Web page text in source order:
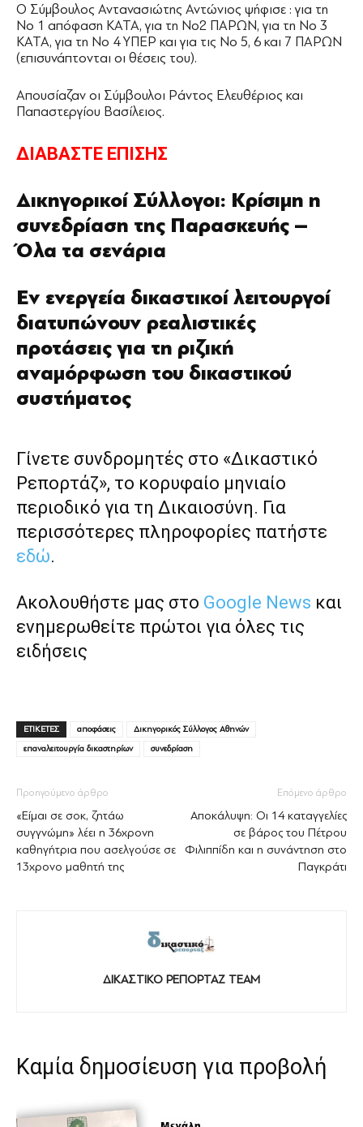
Ο Σύμβουλος Αντανασιώτης Αντώνιος ψήφισε : για τη
Νο 1 απόφαση ΚΑΤΑ, για τη Νο2 ΠΑΡΩΝ, για τη Νο 3
ΚΑΤΑ, για τη Νο 4 ΥΠΕΡ και για τις Νο 5, 6 και 7 ΠΑΡΩΝ
(επισυνάπτονται οι θέσεις του).
Απουσίαζαν οι Σύμβουλοι Ράντος Ελευθέριος και
Παπαστεργίου Βασίλειος.
ΔΙΑΒΑΣΤΕ ΕΠΙΣΗΣ
Δικηγορικοί Σύλλογοι: Κρίσιμη η
συνεδρίαση της Παρασκευής –
Όλα τα σενάρια
Εν ενεργεία δικαστικοί λειτουργοί
διατυπώνουν ρεαλιστικές
προτάσεις για τη ριζική
αναμόρφωση του δικαστικού
συστήματος
Γίνετε συνδρομητές στο «Δικαστικό
Ρεπορτάζ», το κορυφαίο μηνιαίο
περιοδικό για τη Δικαιοσύνη. Για
περισσότερες πληροφορίες πατήστε
εδώ.
Ακολουθήστε μας στο Google News και
ενημερωθείτε πρώτοι για όλες τις
ειδήσεις
ΕΤΙΚΕΤΕΣ αποφάσεις
Δικηγορικός Σύλλογος Αθηνών
επαναλειτουργία δικαστηρίων
συνεδρίαση
Προηγούμενο άρθρο
«Είμαι σε σοκ, ζητάω
συγγνώμη» λέει η 36χρονη
καθηγήτρια που ασελγούσε σε
13χρονο μαθητή της
Επόμενο άρθρο
Αποκάλυψη: Οι 14 καταγγελίες
σε βάρος του Πέτρου
Φιλιππίδη και η συνάντηση στο
Παγκράτι
ΔΙΚΑΣΤΙΚΟ ΡΕΠΟΡΤΑΖ TEAM
Καμία δημοσίευση για προβολή